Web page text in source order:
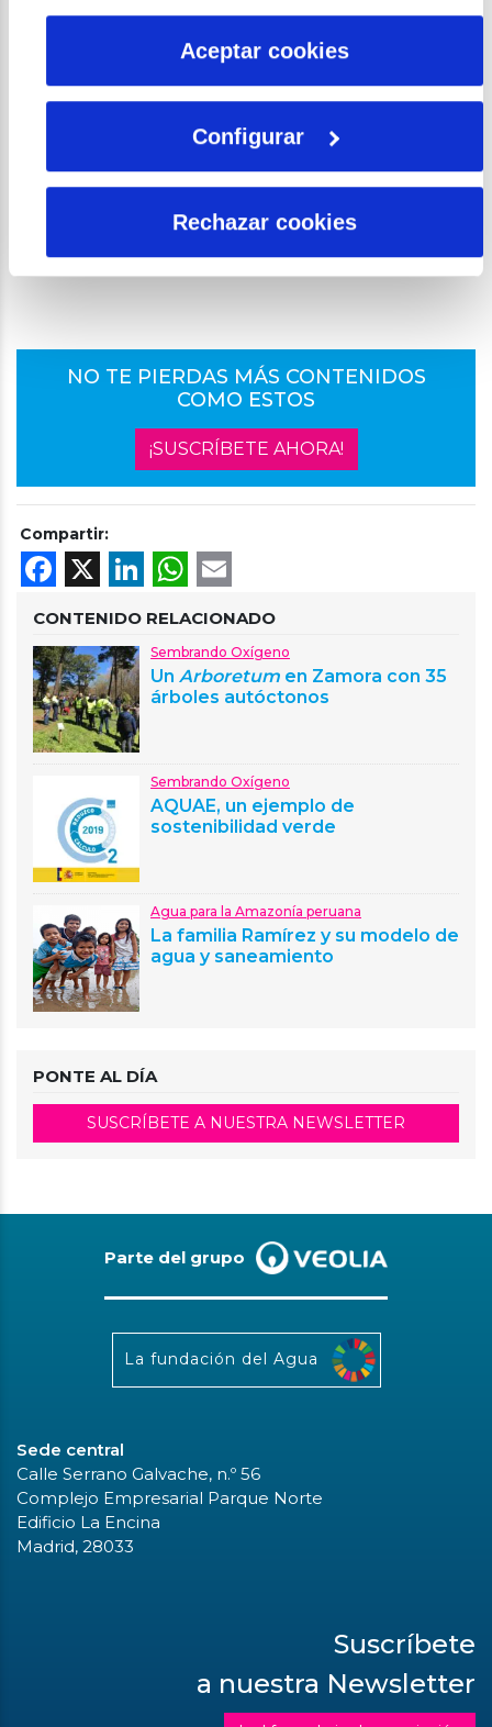
por tanto no se pueden desactivar. Puedes consultar
Política de Cookies
Aceptar cookies
Configurar
Rechazar cookies
NO TE PIERDAS MÁS CONTENIDOS
COMO ESTOS
¡SUSCRÍBETE AHORA!
Compartir:
Facebook
X LinkedIn
WhatsApp
CONTENIDO RELACIONADO
Sembrando Oxígeno
Un Arboretum en Zamora con 35
árboles autóctonos
Sembrando Oxígeno
AQUAE, un ejemplo de
sostenibilidad verde
Agua para la Amazonía peruana
La familia Ramírez y su modelo de
agua y saneamiento
PONTE AL DÍA
SUSCRÍBETE A NUESTRA NEWSLETTER
Parte del grupo
La fundación del Agua
Sede central
Calle Serrano Galvache, n.º 56
Complejo Empresarial Parque Norte
Edificio La Encina
Madrid, 28033
Suscríbete
a nuestra Newsletter